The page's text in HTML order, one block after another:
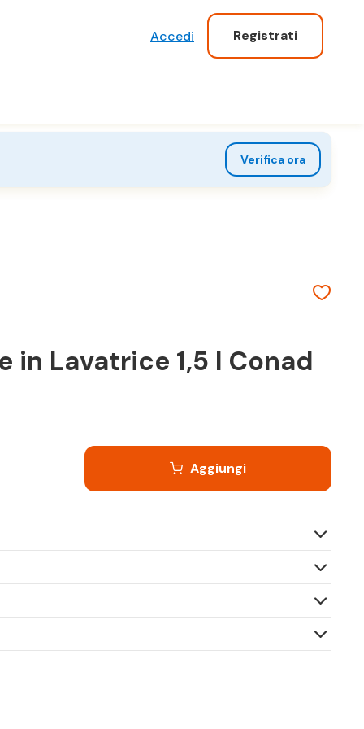
Accedi Registrati
Verifica ora
in Lavatrice 1,5 l Conad
Aggiungi